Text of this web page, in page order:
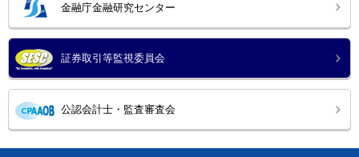
金融庁金融研究センター
証券取引等監視委員会
公認会計士・監査審査会